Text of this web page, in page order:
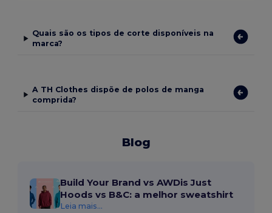
Quais são os tipos de corte disponíveis na
marca?
A TH Clothes dispõe de polos de manga
comprida?
Blog
Build Your Brand vs AWDis Just
Hoods vs B&C: a melhor sweatshirt
Leia mais...